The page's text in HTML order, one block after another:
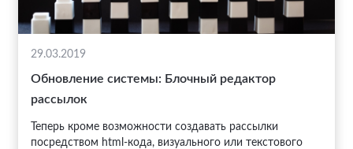
29.03.2019
Обновление системы: Блочный редактор
рассылок
Теперь кроме возможности создавать рассылки
посредством html-кода, визуального или текстового